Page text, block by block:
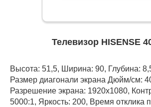
Телевизор HISENSE
Высота: 51,5, Ширина: 90, Глубина:
Размер диагонали экрана Дюйм/см:
Разрешение экрана: 1920x1080,
5000:1, Яркость: 200, Время отклика